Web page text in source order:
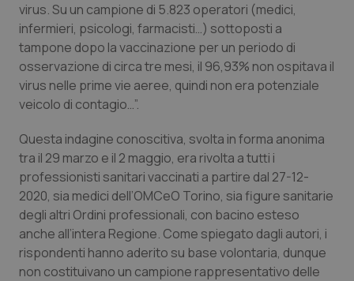
Edizioni Regionali
QS Pro
Professionisti Sanitari.AI
Abruzzo
Basilicata
Calabria
Campania
QS Pro Gold
Artrite & artrosi
Asma & BPCO
Car-T
QS Club Newsletter
virus. Su un campione di 5.823 operatori (medici,
infermieri, psicologi, farmacisti…) sottoposti a
tampone dopo la vaccinazione per un periodo di
osservazione di circa tre mesi, il 96,93% non ospitava il
virus nelle prime vie aeree, quindi non era potenziale
veicolo di contagio…”.
Questa indagine conoscitiva, svolta in forma anonima
tra il 29 marzo e il 2 maggio, era rivolta a tutti i
professionisti sanitari vaccinati a partire dal 27-12-
2020, sia medici dell’OMCeO Torino, sia figure sanitarie
degli altri Ordini professionali, con bacino esteso
anche all’intera Regione. Come spiegato dagli autori, i
rispondenti hanno aderito su base volontaria, dunque
non costituivano un campione rappresentativo delle